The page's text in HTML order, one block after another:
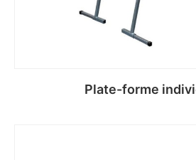
Plate-forme